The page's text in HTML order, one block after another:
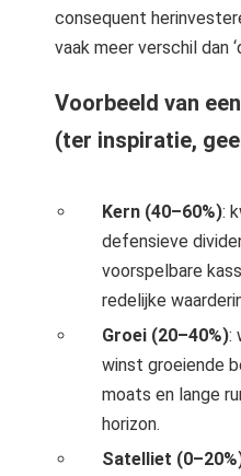
consequent
vaak meer verschil dan
Voorbeeld van
(ter inspiratie,
Kern (40–60%):
defensieve
voorspelbare
redelijke
Groei (20–40%):
winst groeiende
moats en lange
horizon.
Satelliet